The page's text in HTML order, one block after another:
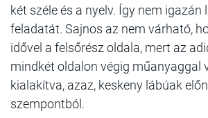
két széle és a nyelv. Így nem igazán
feladatát. Sajnos az nem várható,
idővel a felsőrész oldala, mert az
mindkét oldalon végig műanyaggal
kialakítva, azaz, keskeny lábúak
szempontból.